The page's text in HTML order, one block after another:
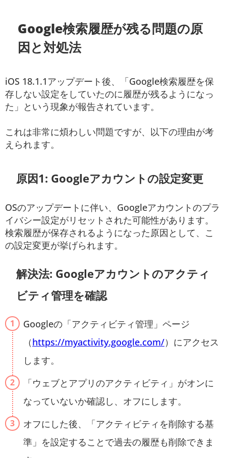
Google検索履歴が残る問題の原
因と対処法
iOS 18.1.1アップデート後、「Google検索履歴を保
存しない設定をしていたのに履歴が残るようになっ
た」という現象が報告されています。
これは非常に煩わしい問題ですが、以下の理由が考
えられます。
原因1: Googleアカウントの設定変更
OSのアップデートに伴い、Googleアカウントのプラ
イバシー設定がリセットされた可能性があります。
検索履歴が保存されるようになった原因として、こ
の設定変更が挙げられます。
解決法: Googleアカウントのアクティ
ビティ管理を確認
Googleの「アクティビティ管理」ページ
（https://myactivity.google.com/）にアクセス
します。
「ウェブとアプリのアクティビティ」がオンに
なっていないか確認し、オフにします。
オフにした後、「アクティビティを削除する基
準」を設定することで過去の履歴も削除できま